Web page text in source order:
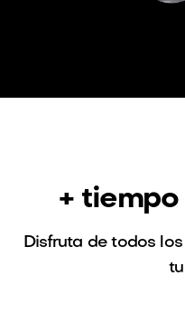
+
Disfruta de todos